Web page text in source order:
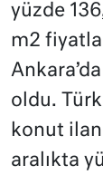
yüzde
m2
oldu.
konut ilan
aralıkta